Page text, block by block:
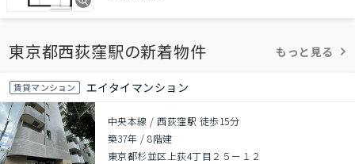
東京都西荻窪駅の新着物件 もっと見る
賃貸マンション エイタイマンション
中央本線 / 西荻窪駅 徒歩15分
築37年 /8階建
東京都杉並区上荻4丁目２５ー１２